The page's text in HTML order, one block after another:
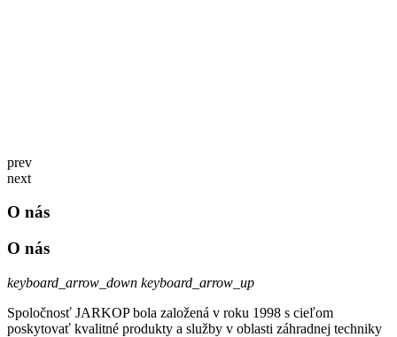
prev
next
O nás
O nás
keyboard_arrow_down keyboard_arrow_up
Spoločnosť JARKOP bola založená v roku 1998 s cieľom
poskytovať kvalitné produkty a služby v oblasti záhradnej techniky